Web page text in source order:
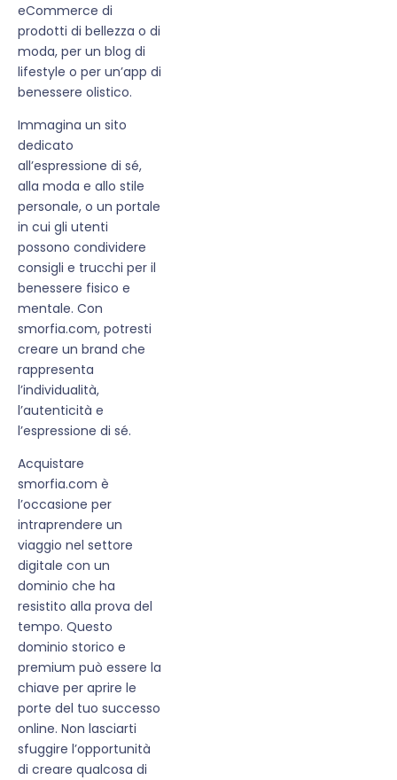
eCommerce di
prodotti di bellezza o di
moda, per un blog di
lifestyle o per un’app di
benessere olistico.
Immagina un sito
dedicato
all’espressione di sé,
alla moda e allo stile
personale, o un portale
in cui gli utenti
possono condividere
consigli e trucchi per il
benessere fisico e
mentale. Con
smorfia.com, potresti
creare un brand che
rappresenta
l’individualità,
l’autenticità e
l’espressione di sé.
Acquistare
smorfia.com è
l’occasione per
intraprendere un
viaggio nel settore
digitale con un
dominio che ha
resistito alla prova del
tempo. Questo
dominio storico e
premium può essere la
chiave per aprire le
porte del tuo successo
online. Non lasciarti
sfuggire l’opportunità
di creare qualcosa di